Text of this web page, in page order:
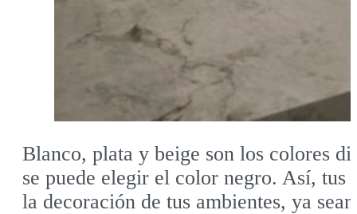
Blanco, plata y beige son los colores
se puede elegir el color negro. Así, tus
la decoración de tus ambientes, ya